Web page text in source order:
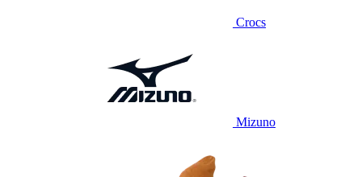
Crocs
Mizuno